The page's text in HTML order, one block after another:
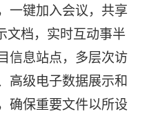
一键加入会议，共享
文档，实时互动事半
信息站点，多层次访
高级电子数据展示和
确保重要文件以所设